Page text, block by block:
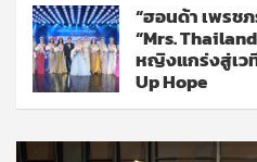
“ฮอนด้า เพรช
“Mrs.
หญิงแกร่งสู่เว
Up Hope